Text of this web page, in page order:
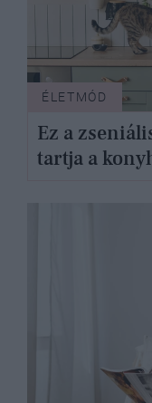
ÉLETMÓD
Ez a
tartja a